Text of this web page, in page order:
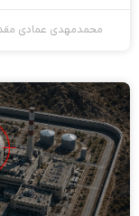
محمدمهدی عمادی